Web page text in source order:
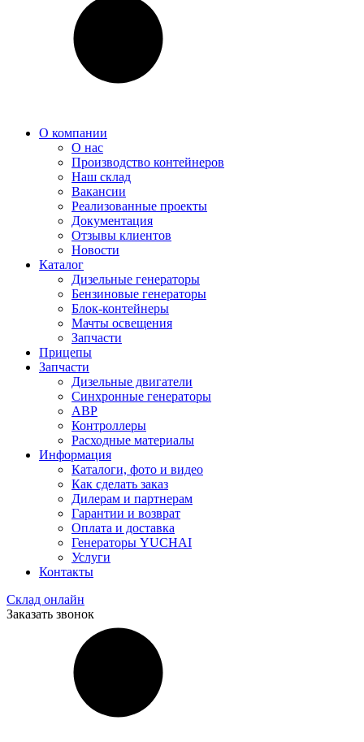
О компании
О нас
Производство контейнеров
Наш склад
Вакансии
Реализованные проекты
Документация
Отзывы клиентов
Новости
Каталог
Дизельные генераторы
Бензиновые генераторы
Блок-контейнеры
Мачты освещения
Запчасти
Прицепы
Запчасти
Дизельные двигатели
Синхронные генераторы
АВР
Контроллеры
Расходные материалы
Информация
Каталоги, фото и видео
Как сделать заказ
Дилерам и партнерам
Гарантии и возврат
Оплата и доставка
Генераторы YUCHAI
Услуги
Контакты
Склад онлайн
Заказать звонок